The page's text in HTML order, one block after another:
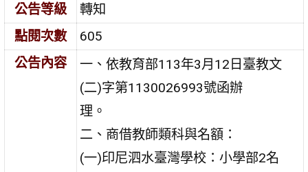
公告等級
轉知
點閱次數
605
公告內容
一、依教育部113年3月12日臺教文
(二)字第1130026993號函辦
理。
二、商借教師類科與名額：
(一)印尼泗水臺灣學校：小學部2名